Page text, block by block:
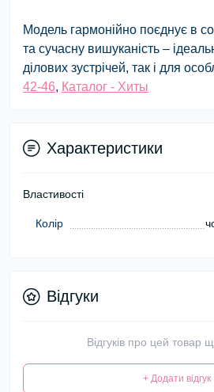
Модель гармонійно поєднує в
та сучасну вишуканість –
ділових зустрічей, так і для
42-46, Каталог - Хиты
Характеристики
Властивості
Колір
Відгуки
Відгуків про цей товар
+ Додати відгук